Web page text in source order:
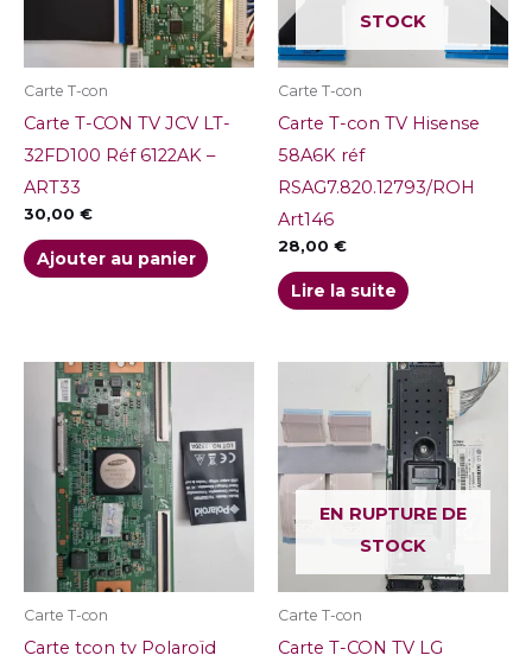
Carte T-con
Carte T-CON TV JCV LT-
32FD100 Réf 6122AK –
ART33
30,00 €
Ajouter au panier
STOCK
Carte T-con
Carte T-con TV Hisense
58A6K réf
RSAG7.820.12793/ROH
Art146
28,00 €
Lire la suite
Carte T-con
Carte tcon tv Polaroïd
EN RUPTURE DE
STOCK
Carte T-con
Carte T-CON TV LG